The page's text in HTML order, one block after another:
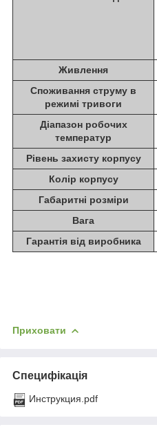
Живлення
Споживання струму в
режимі тривоги
Діапазон робочих
температур
Рівень захисту корпусу
Колір корпусу
Габаритні розміри
Вага
Гарантія від виробника
Приховати
Специфікація
Инструкция.pdf